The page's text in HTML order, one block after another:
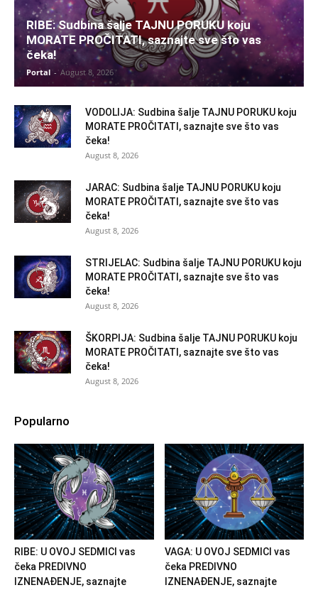
RIBE: Sudbina šalje TAJNU PORUKU koju
MORATE PROČITATI, saznajte sve što vas
čeka!
Portal - August 8, 2026
VODOLIJA: Sudbina šalje TAJNU PORUKU koju
MORATE PROČITATI, saznajte sve što vas
čeka!
August 8, 2026
JARAC: Sudbina šalje TAJNU PORUKU koju
MORATE PROČITATI, saznajte sve što vas
čeka!
August 8, 2026
STRIJELAC: Sudbina šalje TAJNU PORUKU koju
MORATE PROČITATI, saznajte sve što vas
čeka!
August 8, 2026
ŠKORPIJA: Sudbina šalje TAJNU PORUKU koju
MORATE PROČITATI, saznajte sve što vas
čeka!
August 8, 2026
Popularno
RIBE: U OVOJ SEDMICI vas
čeka PREDIVNO
IZNENAĐENJE, saznajte
VAGA: U OVOJ SEDMICI vas
čeka PREDIVNO
IZNENAĐENJE, saznajte